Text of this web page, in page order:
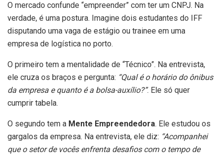
O mercado confunde “empreender” com ter um CNPJ. Na
verdade, é uma postura. Imagine dois estudantes do IFF
disputando uma vaga de estágio ou trainee em uma
empresa de logística no porto.
O primeiro tem a mentalidade de “Técnico”. Na entrevista,
ele cruza os braços e pergunta: “Qual é o horário do ônibus
da empresa e quanto é a bolsa-auxílio?”. Ele só quer
cumprir tabela.
O segundo tem a Mente Empreendedora. Ele estudou os
gargalos da empresa. Na entrevista, ele diz: “Acompanhei
que o setor de vocês enfrenta desafios com o tempo de